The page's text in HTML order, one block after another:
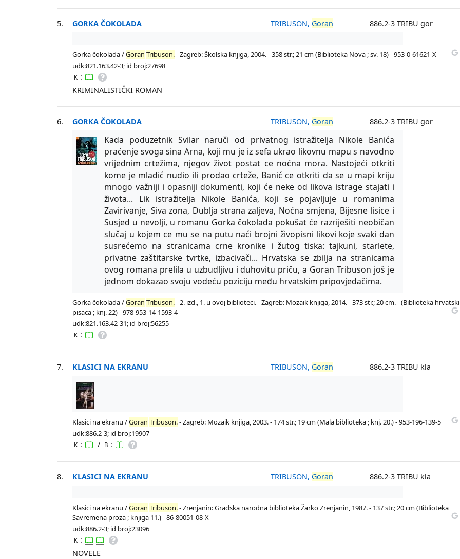
5. GORKA ČOKOLADA TRIBUSON, Goran 886.2-3 TRIBU gor
Gorka čokolada /Goran Tribuson.- Zagreb: Školska knjiga, 2004. - 358 str.; 21 cm (Biblioteka Nova ; sv. 18) - 953-0-61621-X
udk:821.163.42-3; id broj:27698
K :
KRIMINALISTIČKI ROMAN
6. GORKA ČOKOLADA TRIBUSON, Goran 886.2-3 TRIBU gor
Kada poduzetnik Svilar naruči od privatnog istražitelja Nikole Banića
praćenje svoga sina Arna, koji mu je iz sefa ukrao likovnu mapu s navodno
vrijednim crtežima, njegov život postat ce noćna mora. Nastojeći otkriti
kome je mladić nudio ili prodao crteže, Banić ce otkriti da se u mapi kriju
mnogo važniji i opasniji dokumenti, koji će neke od likova istrage stajati i
života... Lik istražitelja Nikole Banića, koji se pojavljuje u romanima
Zavirivanje, Siva zona, Dublja strana zaljeva, Noćna smjena, Bijesne lisice i
Susjed u nevolji, u romanu Gorka čokolada pokušat će razriješiti neobičan
slučaj u kojem ce mu se na putu naći brojni živopisni likovi koje svaki dan
susrećemo na stranicama crne kronike i žutog tiska: tajkuni, starlete,
privatne zaštitarske tvrtke, izbacivači... Hrvatska se zbilja na stranicama
ovog romana prelila u uzbudljivu i duhovitu priču, a Goran Tribuson još je
jednom dokazao svoju vodeću poziciju među hrvatskim pripovjedačima.
Gorka čokolada /Goran Tribuson.- 2. izd., 1. u ovoj biblioteci. - Zagreb: Mozaik knjiga, 2014. - 373 str.; 20 cm. - (Biblioteka
pisaca ; knj. 22) - 978-953-14-1593-4
udk:821.163.42-31; id broj:56255
K :
7. KLASICI NA EKRANU TRIBUSON, Goran 886.2-3 TRIBU kla
Klasici na ekranu /Goran Tribuson.- Zagreb: Mozaik knjiga, 2003. - 174 str.; 19 cm (Mala biblioteka ; knj. 20.) - 953-196-139-5
udk:886.2-3; id broj:19907
K : / B :
8. KLASICI NA EKRANU TRIBUSON, Goran 886.2-3 TRIBU kla
Klasici na ekranu /Goran Tribuson.- Zrenjanin: Gradska narodna biblioteka Žarko Zrenjanin, 1987. - 137 str.; 20 cm (Biblioteka
Savremena proza ; knjiga 11.) - 86-80051-08-X
udk:886.2-3; id broj:23096
K :
NOVELE